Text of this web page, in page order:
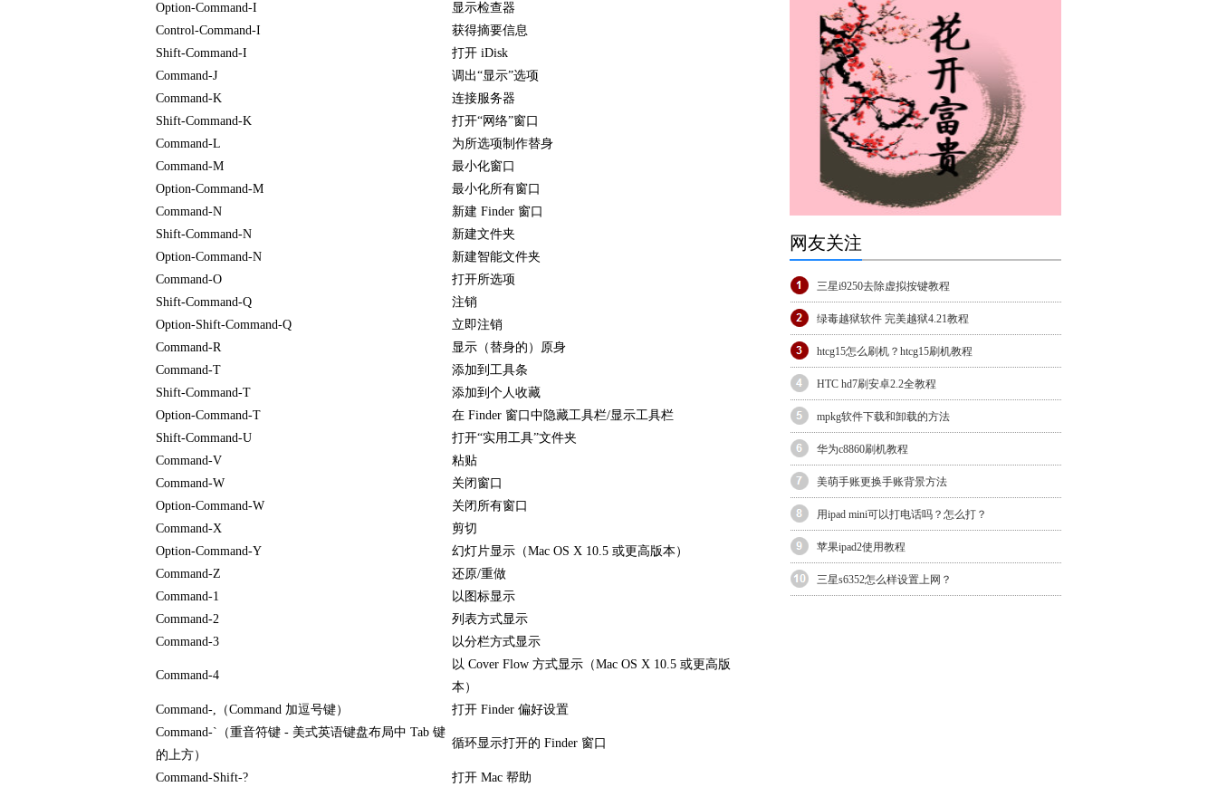
Option-Command-I
显示检查器
Control-Command-I
获得摘要信息
Shift-Command-I
打开 iDisk
Command-J
调出“显示”选项
Command-K
连接服务器
Shift-Command-K
打开“网络”窗口
Command-L
为所选项制作替身
Command-M
最小化窗口
Option-Command-M
最小化所有窗口
Command-N
新建 Finder 窗口
Shift-Command-N
新建文件夹
Option-Command-N
新建智能文件夹
Command-O
打开所选项
Shift-Command-Q
注销
Option-Shift-Command-Q
立即注销
Command-R
显示（替身的）原身
Command-T
添加到工具条
Shift-Command-T
添加到个人收藏
Option-Command-T
在 Finder 窗口中隐藏工具栏/显示工具栏
Shift-Command-U
打开“实用工具”文件夹
Command-V
粘贴
Command-W
关闭窗口
Option-Command-W
关闭所有窗口
Command-X
剪切
Option-Command-Y
幻灯片显示（Mac OS X 10.5 或更高版本）
Command-Z
还原/重做
Command-1
以图标显示
Command-2
列表方式显示
Command-3
以分栏方式显示
Command-4
以 Cover Flow 方式显示（Mac OS X 10.5 或更高版
本）
Command-,（Command 加逗号键）
打开 Finder 偏好设置
Command-`（重音符键 - 美式英语键盘布局中 Tab 键
的上方）
循环显示打开的 Finder 窗口
Command-Shift-?
打开 Mac 帮助
网友关注
三星i9250去除虚拟按键教程
绿毒越狱软件 完美越狱4.21教程
htcg15怎么刷机？htcg15刷机教程
HTC hd7刷安卓2.2全教程
mpkg软件下载和卸载的方法
华为c8860刷机教程
美萌手账更换手账背景方法
用ipad mini可以打电话吗？怎么打？
苹果ipad2使用教程
三星s6352怎么样设置上网？